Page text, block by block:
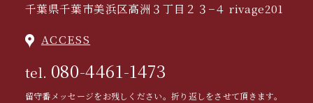
千葉県千葉市美浜区高洲３丁目２３−４ rivage201
ACCESS
tel. 080-4461-1473
留守番メッセージをお残しください。折り返しをさせて頂きます。